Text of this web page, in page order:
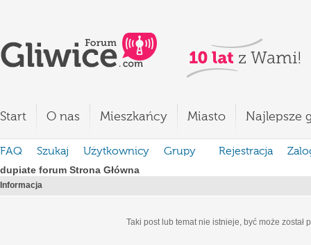
Start O nas Mieszkańcy Miasto Najlepsze
FAQ Szukaj Użytkownicy Grupy Rejestracja
dupiate forum Strona Główna
Informacja
Taki post lub temat nie istnieje, być może